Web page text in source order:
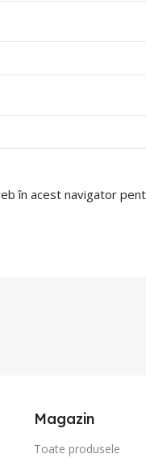
în acest navigator
Magazin
Toate produsele